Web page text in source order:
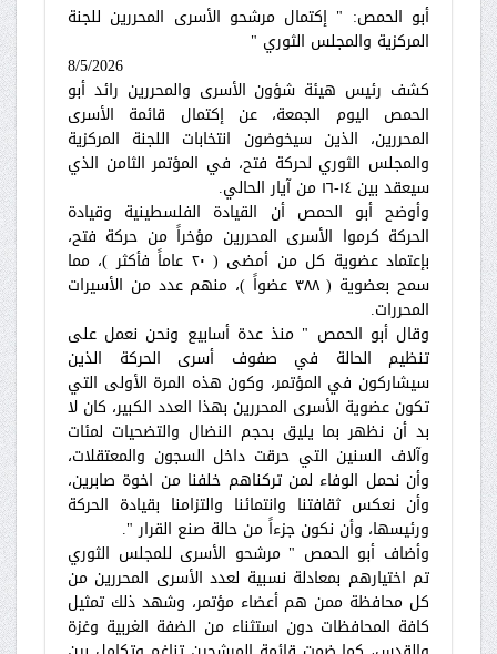
أبو الحمص: " إكتمال مرشحو الأسرى المحررين للجنة
المركزية والمجلس الثوري "
8/5/2026
كشف رئيس هيئة شؤون الأسرى والمحررين رائد أبو
الحمص اليوم الجمعة، عن إكتمال قائمة الأسرى
المحررين، الذين سيخوضون انتخابات اللجنة المركزية
والمجلس الثوري لحركة فتح، في المؤتمر الثامن الذي
سيعقد بين ١٤-١٦ من آيار الحالي.
وأوضح أبو الحمص أن القيادة الفلسطينية وقيادة
الحركة كرموا الأسرى المحررين مؤخراً من حركة فتح،
بإعتماد عضوية كل من أمضى ( ٢٠ عاماً فأكثر )، مما
سمح بعضوية ( ٣٨٨ عضواً )، منهم عدد من الأسيرات
المحررات.
وقال أبو الحمص " منذ عدة أسابيع ونحن نعمل على
تنظيم الحالة في صفوف أسرى الحركة الذين
سيشاركون في المؤتمر، وكون هذه المرة الأولى التي
تكون عضوية الأسرى المحررين بهذا العدد الكبير، كان لا
بد أن نظهر بما يليق بحجم النضال والتضحيات لمئات
وآلاف السنين التي حرقت داخل السجون والمعتقلات،
وأن نحمل الوفاء لمن تركناهم خلفنا من اخوة صابرين،
وأن نعكس ثقافتنا وانتمائنا والتزامنا بقيادة الحركة
ورئيسها، وأن نكون جزءاً من حالة صنع القرار ".
وأضاف أبو الحمص " مرشحو الأسرى للمجلس الثوري
تم اختيارهم بمعادلة نسبية لعدد الأسرى المحررين من
كل محافظة ممن هم أعضاء مؤتمر، وشهد ذلك تمثيل
كافة المحافظات دون استثناء من الضفة الغربية وغزة